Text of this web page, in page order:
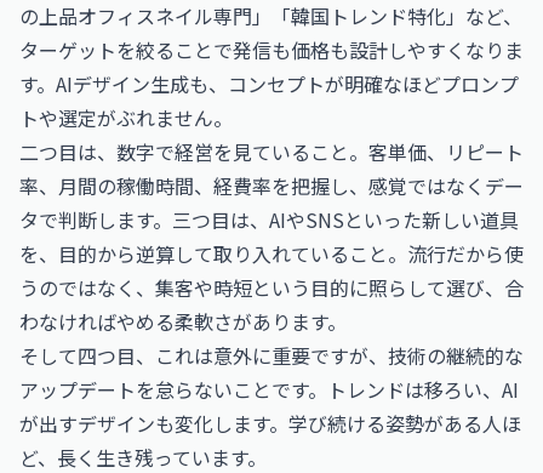
の上品オフィスネイル専門」「韓国トレンド特化」など、
ターゲットを絞ることで発信も価格も設計しやすくなりま
す。AIデザイン生成も、コンセプトが明確なほどプロンプ
トや選定がぶれません。
二つ目は、数字で経営を見ていること。客単価、リピート
率、月間の稼働時間、経費率を把握し、感覚ではなくデー
タで判断します。三つ目は、AIやSNSといった新しい道具
を、目的から逆算して取り入れていること。流行だから使
うのではなく、集客や時短という目的に照らして選び、合
わなければやめる柔軟さがあります。
そして四つ目、これは意外に重要ですが、技術の継続的な
アップデートを怠らないことです。トレンドは移ろい、AI
が出すデザインも変化します。学び続ける姿勢がある人ほ
ど、長く生き残っています。